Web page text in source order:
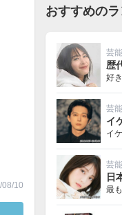
08/10
おすすめの
芸
歴
好
芸
イ
イ
芸
日
最